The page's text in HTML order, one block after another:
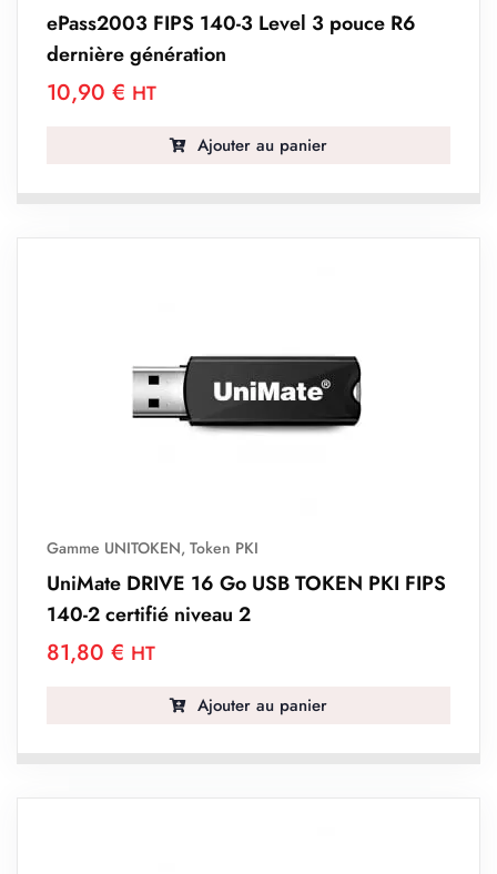
ePass2003 FIPS 140-3 Level 3 pouce R6
dernière génération
10,90 € HT
Ajouter au panier
Gamme UNITOKEN, Token PKI
UniMate DRIVE 16 Go USB TOKEN PKI FIPS
140-2 certifié niveau 2
81,80 € HT
Ajouter au panier